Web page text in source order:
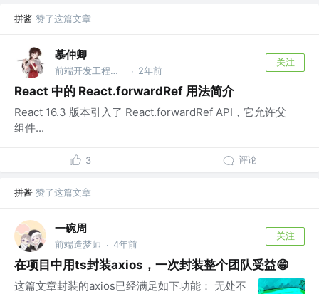
拼酱 赞了这篇文章
慕仲卿
前端开发工程师 @浙江某民营企业 · 2年前
关注
React 中的 React.forwardRef 用法简介
React 16.3 版本引入了 React.forwardRef API，它允许父
组件...
3 评论
拼酱 赞了这篇文章
一碗周
前端造梦师 · 4年前
关注
在项目中用ts封装axios，一次封装整个团队受益😁
这篇文章封装的axios已经满足如下功能： 无处不